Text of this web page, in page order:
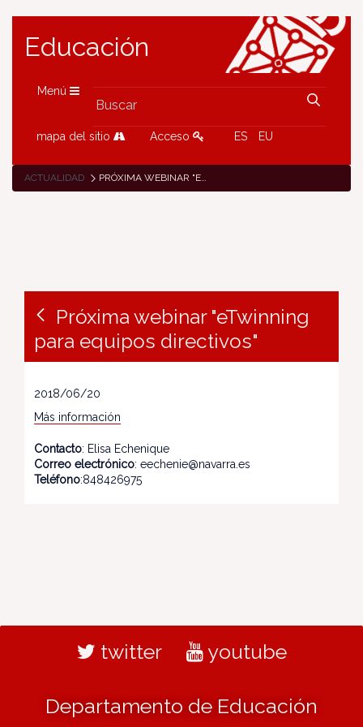
Educación
Menú
mapa del sitio Acceso ES EU
ACTUALIDAD PRÓXIMA WEBINAR "ETWINNING PARA EQUIPOS DIRECTIVOS"
Próxima webinar "eTwinning
para equipos directivos"
2018/06/20
Más información
Contacto: Elisa Echenique
Correo electrónico: eechenie@navarra.es
Teléfono:848426975
twitter youtube
Departamento de Educación